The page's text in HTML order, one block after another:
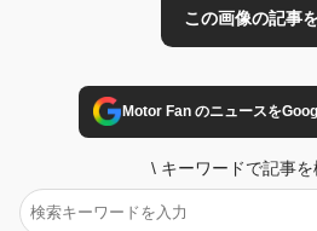
Motor Fan のニュースを
\ キーワードで記事を